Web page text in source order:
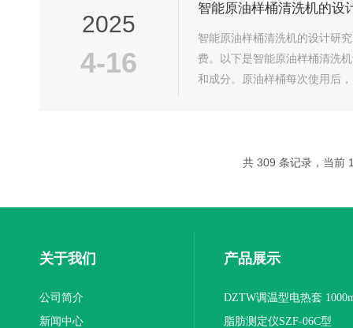
2025
4-16
智能原油样桶清洗机的设
智能原油样桶清洗机的设计研
费。以下是智能原油样桶清洗
和成分。原油样桶每次使用后
共 309 条记录，当前
关于我们
公司简介
新闻中心
产品展示
DZTW调温型电热套
联
脂肪测定仪SZF-06C型